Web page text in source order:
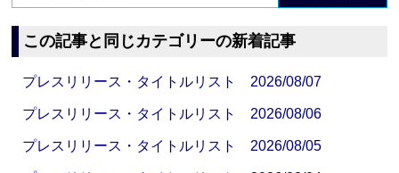
この記事と同じカテゴリーの新着記事
プレスリリース・タイトルリスト 2026/08/07
プレスリリース・タイトルリスト 2026/08/06
プレスリリース・タイトルリスト 2026/08/05